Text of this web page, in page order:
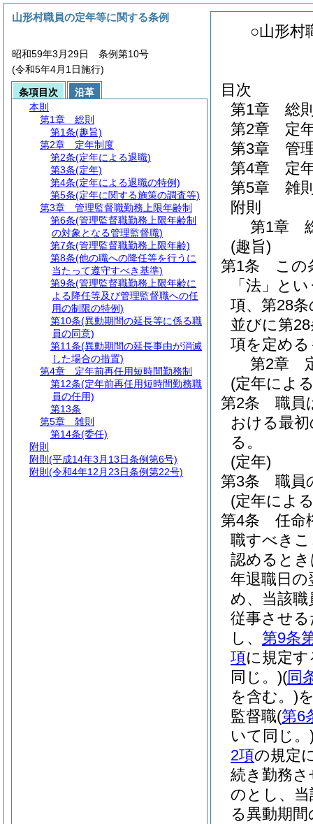
○山形村
目次
第1章
総
第2章
定
第3章
管
第4章
定
第5章
雑
附則
第1章
(趣旨)
第1条
この
「法」と
項、第28
並びに第
項を定め
第2章
(定年によ
第2条
職員
おける最
る。
(定年)
第3条
職員
(定年によ
第4条
任命
職すべき
認めると
年退職日
め、当該
従事させ
し、 第9条
項に規定
同じ。)(同
を含む。)
監督職(第6
いて同じ。
2項の規定
続き勤務
のとし、
る異動期
山形村職員の定年等に関する条例
昭和59年3月29日 条例第10号
(令和5年4月1日施行)
条項目次
沿革
本則
第1章
総則
第1条(趣旨)
第2章
定年制度
第2条(定年による退職)
第3条(定年)
第4条(定年による退職の特例)
第5条(定年に関する施策の調査等)
第3章
管理監督職勤務上限年齢制
第6条(管理監督職勤務上限年齢制
の対象となる管理監督職)
第7条(管理監督職勤務上限年齢)
第8条(他の職への降任等を行うに
当たって遵守すべき基準)
第9条(管理監督職勤務上限年齢に
よる降任等及び管理監督職への任
用の制限の特例)
第10条(異動期間の延長等に係る職
員の同意)
第11条(異動期間の延長事由が消滅
した場合の措置)
第4章
定年前再任用短時間勤務制
第12条(定年前再任用短時間勤務職
員の任用)
第13条
第5章
雑則
第14条(委任)
附則
附則 (平成14年3月13日条例第6号)
附則 (令和4年12月23日条例第22号)